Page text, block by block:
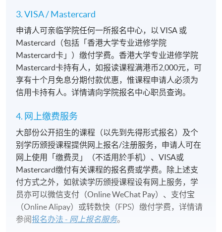
3. VISA / Mastercard
申请人可亲临学院任何一所报名中心，以 VISA 或
Mastercard（包括「香港大学专业进修学院
Mastercard卡」）缴付学费。香港大学专业进修学院
Mastercard卡持有人，如报读课程满港币2,000元，可
享有十个月免息分期付款优惠，惟课程申请人必须为
信用卡持有人。详情请向学院报名中心职员查询。
4. 网上缴费服务
大部份公开招生的课程（以先到先得形式报名）及个
别学历颁授课程提供网上报名/注册服务，申请人可在
网上使用「缴费灵」（不适用於手机）、VISA或
Mastercard缴付有关课程的报名费或学费。除上述支
付方式之外，如就读学历颁授课程设有网上服务，学
员亦可以微信支付（Online WeChat Pay）、支付宝
（Online Alipay）或转数快（FPS）缴付学费，详情请
参阅报名办法 - 网上报名服务。